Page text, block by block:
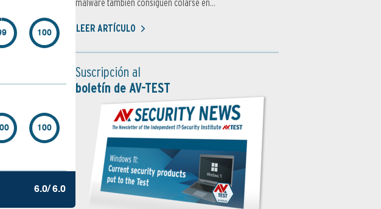
100
100
6.0/ 6.0
malware también consiguen colarse en...
LEER ARTÍCULO
Suscripción al
boletín de AV-TEST